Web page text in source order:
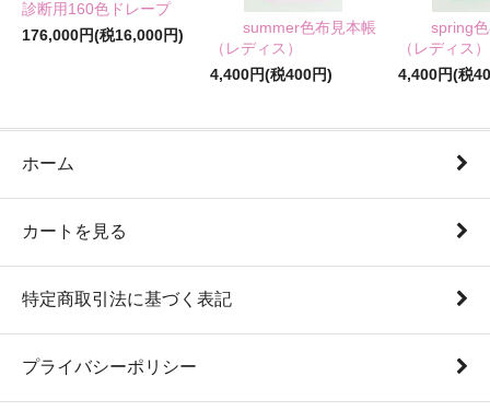
診断用160色ドレープ
176,000円(税16,000円)
summer色布見本帳
（レディス）
4,400円(税400円)
spring
（レディス）
4,400円(税
ホーム
カートを見る
特定商取引法に基づく表記
プライバシーポリシー